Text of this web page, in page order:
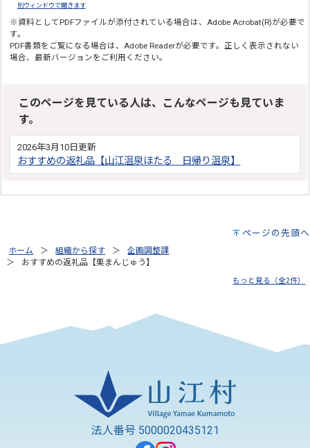
別ウィンドウで開きます
※資料としてPDFファイルが添付されている場合は、 Adobe Acrobat(R)が必要で
す。
PDF書類をご覧になる場合は、 Adobe Readerが必要です。正しく表示されない
場合、最新バージョンをご利用ください。
このページを見ている人は、こんなページも見ていま
す。
2026年3月10日更新
おすすめの返礼品【山江温泉ほたる 日帰り温泉】
ページの先頭へ
ホーム 組織から探す
企画調整課
おすすめの返礼品【栗まんじゅう】
もっと見る（全2件）
法人番号 5000020435121